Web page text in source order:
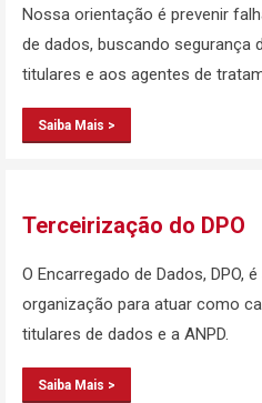
Nossa orientação é prevenir
de dados, buscando segurança
titulares e aos agentes de
Saiba Mais >
Terceirização do DPO
O Encarregado de Dados, DPO,
organização para atuar como
titulares de dados e a ANPD.
Saiba Mais >